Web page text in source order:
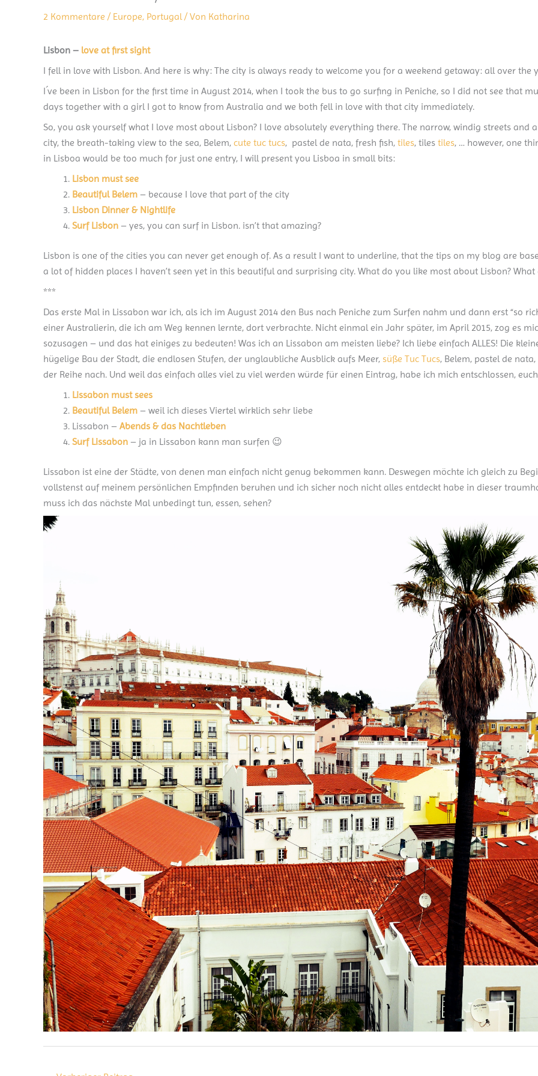
2 Kommentare / Europe, Portugal / Von Katharina
Lisbon – love at first sight
I fell in love with Lisbon. And here is why: The city is always ready to welcome you for a weekend getaway: all over the
I´ve been in Lisbon for the first time in August 2014, when I took the bus to go surfing in Peniche, so I did not see that
days together with a girl I got to know from Australia and we both fell in love with that city immediately.
So, you ask yourself what I love most about Lisbon? I love absolutely everything there. The narrow, windig streets and
city, the breath-taking view to the sea, Belem, cute tuc tucs, pastel de nata, fresh fish, tiles, tiles tiles, … however, one
in Lisboa would be too much for just one entry, I will present you Lisboa in small bits:
Lisbon must see
Beautiful Belem – because I love that part of the city
Lisbon Dinner & Nightlife
Surf Lisbon – yes, you can surf in Lisbon. isn’t that amazing?
Lisbon is one of the cities you can never get enough of. As a result I want to underline, that the tips on my blog are
a lot of hidden places I haven’t seen yet in this beautiful and surprising city. What do you like most about Lisbon?
***
Das erste Mal in Lissabon war ich, als ich im August 2014 den Bus nach Peniche zum Surfen nahm und dann erst “so
einer Australierin, die ich am Weg kennen lernte, dort verbrachte. Nicht einmal ein Jahr später, im April 2015, zog es
sozusagen – und das hat einiges zu bedeuten! Was ich an Lissabon am meisten liebe? Ich liebe einfach ALLES! Die
hügelige Bau der Stadt, die endlosen Stufen, der unglaubliche Ausblick aufs Meer, süße Tuc Tucs, Belem, pastel de
der Reihe nach. Und weil das einfach alles viel zu viel werden würde für einen Eintrag, habe ich mich entschlossen,
Lissabon must sees
Beautiful Belem – weil ich dieses Viertel wirklich sehr liebe
Lissabon – Abends & das Nachtleben
Surf Lissabon – ja in Lissabon kann man surfen 😉
Lissabon ist eine der Städte, von denen man einfach nicht genug bekommen kann. Deswegen möchte ich gleich zu
vollstenst auf meinem persönlichen Empfinden beruhen und ich sicher noch nicht alles entdeckt habe in dieser
muss ich das nächste Mal unbedingt tun, essen, sehen?